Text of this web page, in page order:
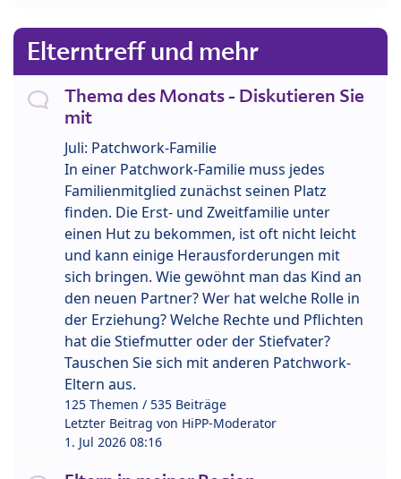
Elterntreff und mehr
Thema des Monats - Diskutieren Sie
mit
Juli: Patchwork-Familie
In einer Patchwork-Familie muss jedes
Familienmitglied zunächst seinen Platz
finden. Die Erst- und Zweitfamilie unter
einen Hut zu bekommen, ist oft nicht leicht
und kann einige Herausforderungen mit
sich bringen. Wie gewöhnt man das Kind an
den neuen Partner? Wer hat welche Rolle in
der Erziehung? Welche Rechte und Pflichten
hat die Stiefmutter oder der Stiefvater?
Tauschen Sie sich mit anderen Patchwork-
Eltern aus.
125 Themen / 535 Beiträge
Letzter Beitrag von HiPP-Moderator
1. Jul 2026 08:16